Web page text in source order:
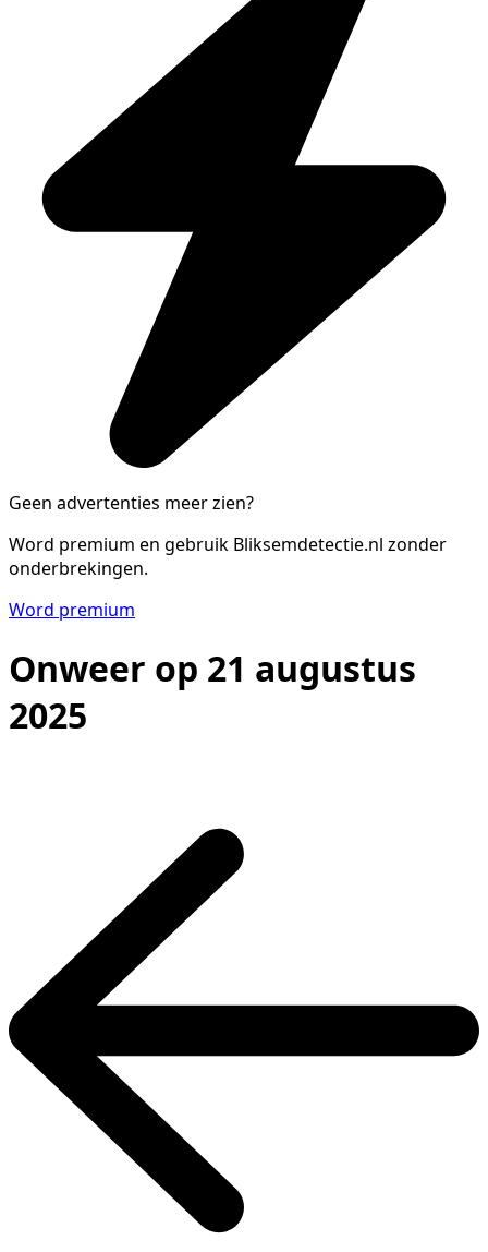
Geen advertenties meer zien?
Word premium en gebruik Bliksemdetectie.nl zonder
onderbrekingen.
Word premium
Onweer op 21 augustus
2025